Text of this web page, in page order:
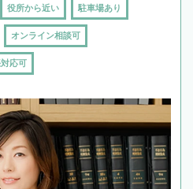
役所から近い 駐車場あり
オンライン相談可
応可